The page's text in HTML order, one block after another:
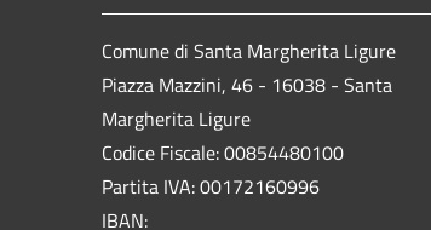
Comune di Santa Margherita Ligure
Piazza Mazzini, 46 - 16038 - Santa
Margherita Ligure
Codice Fiscale: 00854480100
Partita IVA: 00172160996
IBAN: